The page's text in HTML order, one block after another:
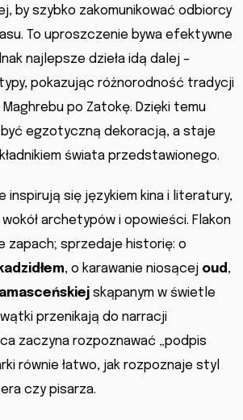
by szybko zakomunikować odbiorcy
To uproszczenie bywa efektywne
najlepsze dzieła idą dalej –
pokazując różnorodność tradycji
po Zatokę. Dzięki temu
egzotyczną dekoracją, a staje
świata przedstawionego.
inspirują się językiem kina i literatury,
archetypów i opowieści. Flakon
zapach; sprzedaje historię: o
kadzidłem, o karawanie niosącej oud ,
skąpanym w świetle
przenikają do narracji
zaczyna rozpoznawać „podpis
równie łatwo, jak rozpoznaje styl
czy pisarza.